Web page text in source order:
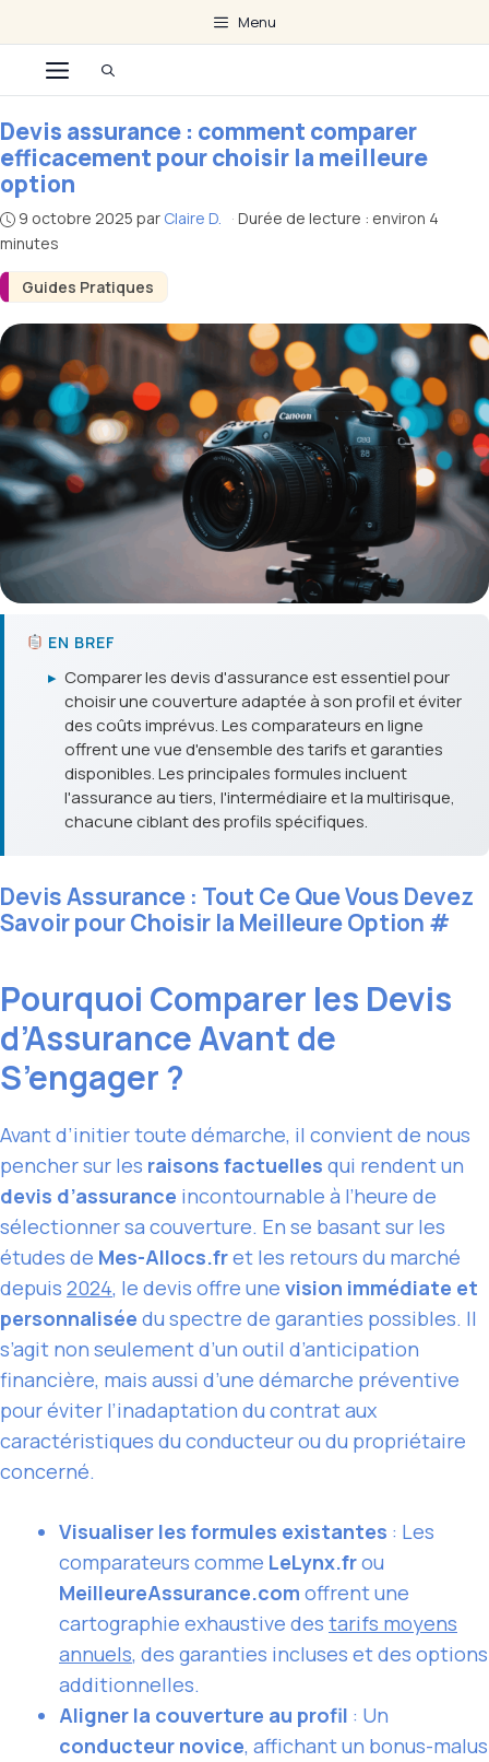
au
contenu
Menu
Menu
Guides Pratiques
Devis assurance : comment comparer
efficacement pour choisir la meilleure
option
9 octobre 2025 par Claire D. · Durée de lecture : environ 4
minutes
EN BREF
▸ Comparer les devis d'assurance est essentiel pour
choisir une couverture adaptée à son profil et éviter
des coûts imprévus. Les comparateurs en ligne
offrent une vue d'ensemble des tarifs et garanties
disponibles. Les principales formules incluent
l'assurance au tiers, l'intermédiaire et la multirisque,
chacune ciblant des profils spécifiques.
Devis Assurance : Tout Ce Que Vous Devez
Savoir pour Choisir la Meilleure Option #
Pourquoi Comparer les Devis
d’Assurance Avant de
S’engager ?
Avant d’initier toute démarche, il convient de nous
pencher sur les raisons factuelles qui rendent un
devis d’assurance incontournable à l’heure de
sélectionner sa couverture. En se basant sur les
études de Mes-Allocs.fret les retours du marché
depuis 2024, le devis offre une vision immédiate et
personnalisée du spectre de garanties possibles. Il
s’agit non seulement d’un outil d’anticipation
financière, mais aussi d’une démarche préventive
pour éviter l’inadaptation du contrat aux
caractéristiques du conducteur ou du propriétaire
concerné.
Visualiser les formules existantes : Les
comparateurs comme LeLynx.frou
MeilleureAssurance.com offrent une
cartographie exhaustive des tarifs moyens
annuels, des garanties incluses et des options
additionnelles.
Aligner la couverture au profil : Un
conducteur novice, affichant un bonus-malus